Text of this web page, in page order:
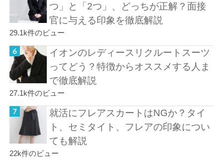
つ」と「2つ」、どっちが正解？面接
官に与える印象を徹底解説
29.1k件のビュー
イオンのレディースリクルートスーツ
ってどう？特徴からオススメする人ま
で徹底解説
27.1k件のビュー
就活にフレアスカートはNGか？タイ
ト、セミタイト、フレアの印象につい
ても解説
22k件のビュー